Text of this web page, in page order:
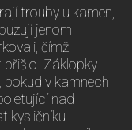
trouby u kamen,
jenom
čímž
Záklopky
v kamnech
nad
kysličníku